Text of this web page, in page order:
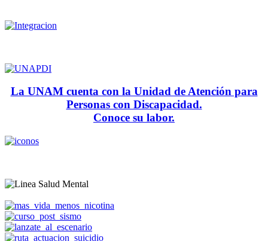
La UNAM cuenta con la Unidad de Atención para
Personas con Discapacidad.
Conoce su labor.